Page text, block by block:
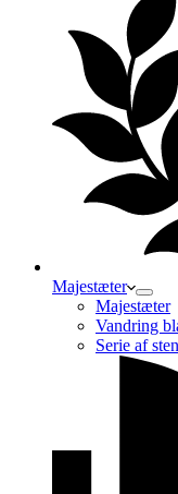
Majestæter
Majestæter
Vandring
Serie af sten